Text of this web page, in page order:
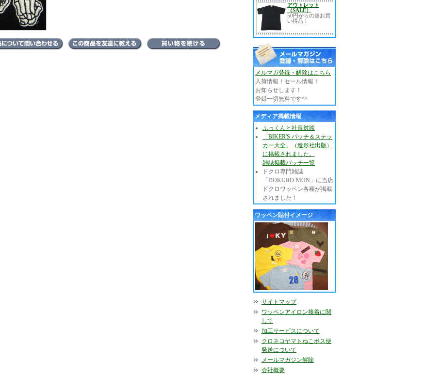
アウトレット
（SALE）
50円からの超お買
い得品！
メルマガ登録・解除はこちら
入荷情報！セール情報！
お知らせします！
登録一切無料です^^
メディア掲載情報
ふっくんと社長対談
「BIKER'S パッチ＆ステッ
カー大全」（造形社出版）
に掲載されました。
雑誌掲載パッチ一覧
ドクロ専門雑誌
「DOKURO-MON」に当店
ドクロワッペン各種が掲載
されました！
ワッペン貼付イメージ
サイトマップ
ワッペンアイロン接着に関
して
加工サービスについて
クロネコヤマトねこポス便
発送について
メールマガジン解除
会社概要